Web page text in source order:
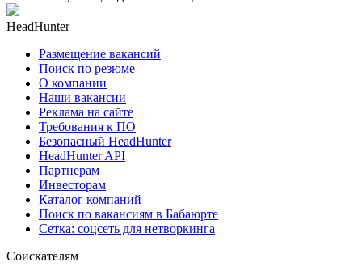
HeadHunter
Размещение вакансий
Поиск по резюме
О компании
Наши вакансии
Реклама на сайте
Требования к ПО
Безопасный HeadHunter
HeadHunter API
Партнерам
Инвесторам
Каталог компаний
Поиск по вакансиям в Бабаюрте
Сетка: соцсеть для нетворкинга
Соискателям